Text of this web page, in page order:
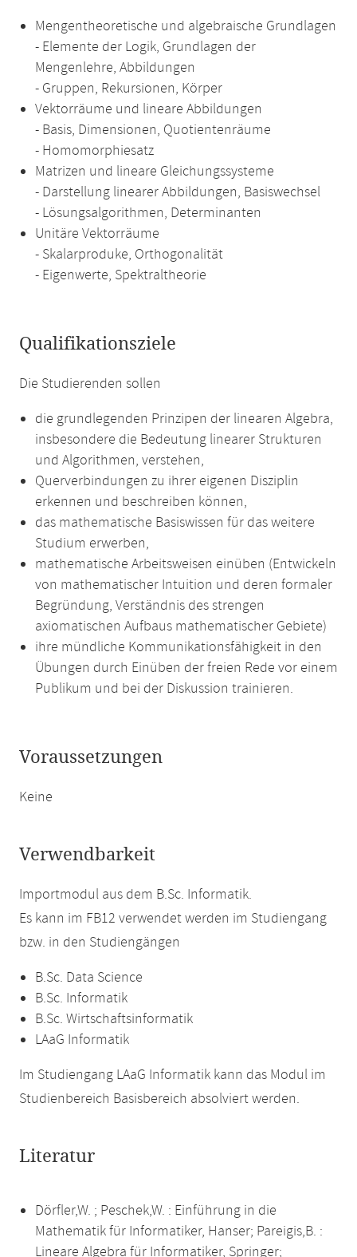
Mengentheoretische und algebraische Grundlagen
- Elemente der Logik, Grundlagen der
Mengenlehre, Abbildungen
- Gruppen, Rekursionen, Körper
Vektorräume und lineare Abbildungen
- Basis, Dimensionen, Quotientenräume
- Homomorphiesatz
Matrizen und lineare Gleichungssysteme
- Darstellung linearer Abbildungen, Basiswechsel
- Lösungsalgorithmen, Determinanten
Unitäre Vektorräume
- Skalarproduke, Orthogonalität
- Eigenwerte, Spektraltheorie
Qualifikationsziele
Die Studierenden sollen
die grundlegenden Prinzipen der linearen Algebra,
insbesondere die Bedeutung linearer Strukturen
und Algorithmen, verstehen,
Querverbindungen zu ihrer eigenen Disziplin
erkennen und beschreiben können,
das mathematische Basiswissen für das weitere
Studium erwerben,
mathematische Arbeitsweisen einüben (Entwickeln
von mathematischer Intuition und deren formaler
Begründung, Verständnis des strengen
axiomatischen Aufbaus mathematischer Gebiete)
ihre mündliche Kommunikationsfähigkeit in den
Übungen durch Einüben der freien Rede vor einem
Publikum und bei der Diskussion trainieren.
Voraussetzungen
Keine
Verwendbarkeit
Importmodul aus dem B.Sc. Informatik.
Es kann im FB12 verwendet werden im Studiengang
bzw. in den Studiengängen
B.Sc. Data Science
B.Sc. Informatik
B.Sc. Wirtschaftsinformatik
LAaG Informatik
Im Studiengang LAaG Informatik kann das Modul im
Studienbereich Basisbereich absolviert werden.
Literatur
Dörfler,W. ; Peschek,W. : Einführung in die
Mathematik für Informatiker, Hanser; Pareigis,B. :
Lineare Algebra für Informatiker, Springer;